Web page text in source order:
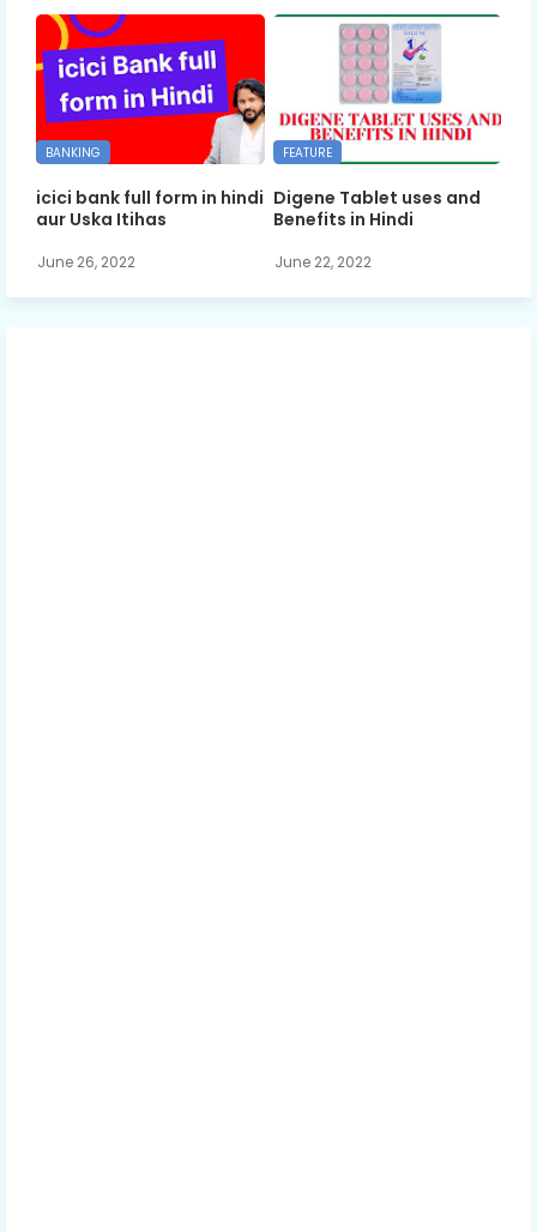
BANKING
icici bank full form in hindi
aur Uska Itihas
June 26, 2022
FEATURE
Digene Tablet uses and
Benefits in Hindi
June 22, 2022